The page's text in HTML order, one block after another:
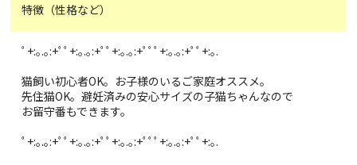
特徴（性格など）
ﾟ+:｡.｡:+ﾟﾟ+:｡.｡:+ﾟﾟ+:｡.｡:+ﾟﾟﾟ+:｡.｡:+ﾟﾟ+:｡.
猫飼い初心者OK。お子様のいるご家庭オススメ。
先住猫OK。避妊済みの安心サイズの子猫ちゃんなので
お留守番もできます。
ﾟ+:｡.｡:+ﾟﾟ+:｡.｡:+ﾟﾟ+:｡.｡:+ﾟﾟﾟ+:｡.｡:+ﾟﾟ+:｡.